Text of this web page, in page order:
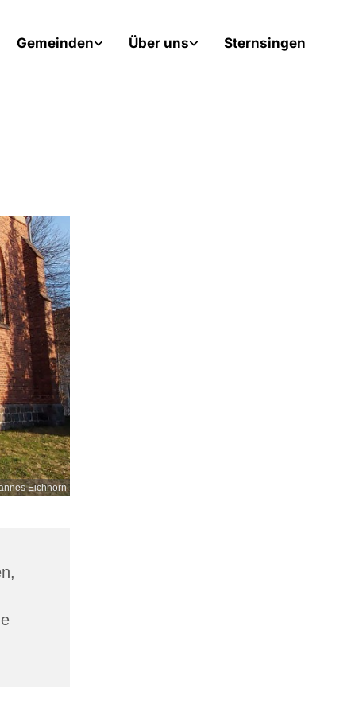
Gemeinden Über uns Sternsingen
Eichhorn